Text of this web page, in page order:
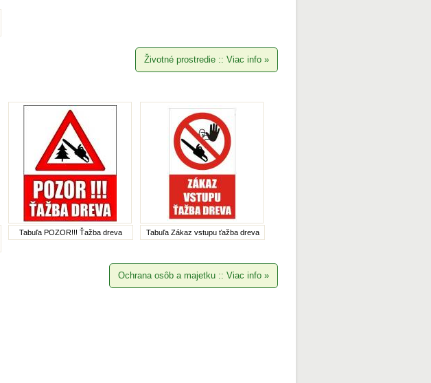
Životné prostredie :: Viac info »
Tabuľa POZOR!!! Ťažba dreva Tabuľa Zákaz vstupu ťažba dreva
Ochrana osôb a majetku :: Viac info »